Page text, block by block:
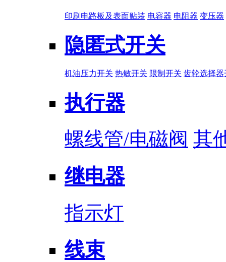
印刷电路板及表面贴装 电容器 电阻器 变压器
隐匿式开关
机油压力开关 热敏开关 限制开关 齿轮选择器
执行器
螺线管/电磁阀 其
继电器
指示灯
线束